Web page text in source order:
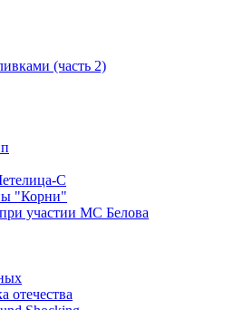
(часть 2)
С
"Корни"
участии МС Белова
отечества